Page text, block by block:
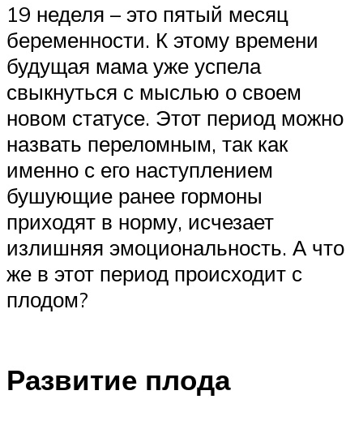
19 неделя – это пятый месяц
беременности. К этому времени
будущая мама уже успела
свыкнуться с мыслью о своем
новом статусе. Этот период можно
назвать переломным, так как
именно с его наступлением
бушующие ранее гормоны
приходят в норму, исчезает
излишняя эмоциональность. А что
же в этот период происходит с
плодом?
Развитие плода